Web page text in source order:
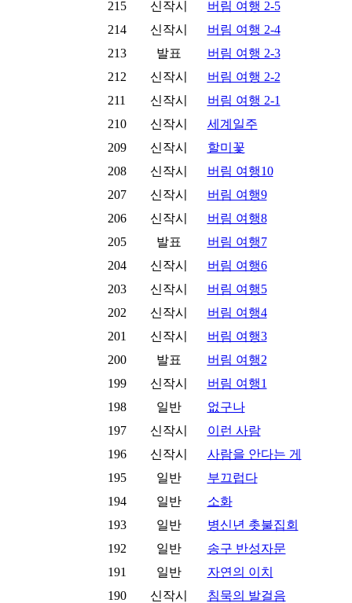
215
신작시
버림 여행 2-5
214
신작시
버림 여행 2-4
213
발표
버림 여행 2-3
212
신작시
버림 여행 2-2
211
신작시
버림 여행 2-1
210
신작시
세계일주
209
신작시
할미꽃
208
신작시
버림 여행10
207
신작시
버림 여행9
206
신작시
버림 여행8
205
발표
버림 여행7
204
신작시
버림 여행6
203
신작시
버림 여행5
202
신작시
버림 여행4
201
신작시
버림 여행3
200
발표
버림 여행2
199
신작시
버림 여행1
198
일반
없구나
197
신작시
이런 사람
196
신작시
사람을 안다는 게
195
일반
부끄럽다
194
일반
소화
193
일반
병신년 촛불집회
192
일반
송구 반성자문
191
일반
자연의 이치
190
신작시
침묵의 발걸음